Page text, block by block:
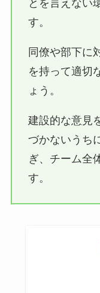
とを言えない
す。
同僚や部下に
を持って適切
ょう。
建設的な意見
づかないうち
ぎ、チーム全
す。